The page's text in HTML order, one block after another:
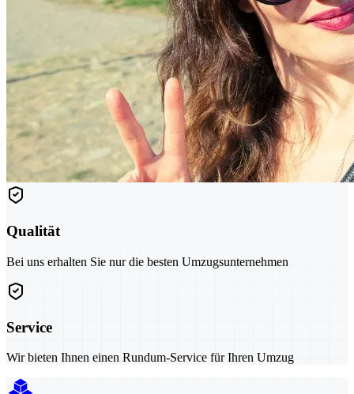
Qualität
Bei uns erhalten Sie nur die besten Umzugsunternehmen
Service
Wir bieten Ihnen einen Rundum-Service für Ihren Umzug